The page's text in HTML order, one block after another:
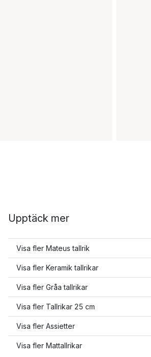
Upptäck mer
Visa fler Mateus tallrik
Visa fler Keramik tallrikar
Visa fler Gråa tallrikar
Visa fler Tallrikar 25 cm
Visa fler Assietter
Visa fler Mattallrikar